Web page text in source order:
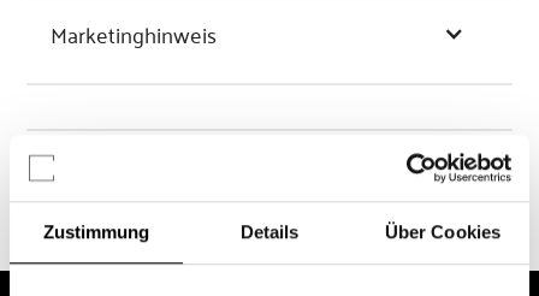
Zustimmung Details Über Cookies
Marketinghinweis
Chancen & Risiken